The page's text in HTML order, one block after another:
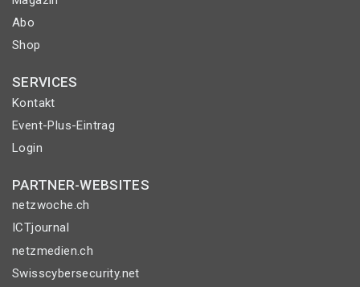
Abo
Shop
SERVICES
Kontakt
Event-Plus-Eintrag
Login
PARTNER-WEBSITES
netzwoche.ch
ICTjournal
netzmedien.ch
Swisscybersecurity.net